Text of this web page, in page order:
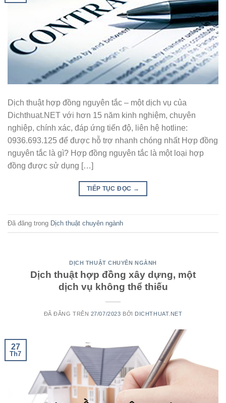
Dịch thuật hợp đồng nguyên tắc – một dịch vụ của
Dichthuat.NET với hơn 15 năm kinh nghiệm, chuyên
nghiệp, chính xác, đáp ứng tiến độ, liên hệ hotline:
0936.693.125 để được hỗ trợ nhanh chóng nhất Hợp đồng
nguyên tắc là gì? Hợp đồng nguyên tắc là một loại hợp
đồng được sử dụng […]
TIẾP TỤC ĐỌC →
Đã đăng trong Dịch thuật chuyên ngành
DỊCH THUẬT CHUYÊN NGÀNH
Dịch thuật hợp đồng xây dựng, một
dịch vụ không thể thiếu
ĐÃ ĐĂNG TRÊN 27/07/2023 BỞI DICHTHUAT.NET
27
Th7